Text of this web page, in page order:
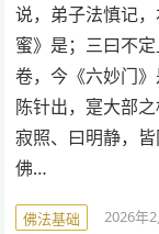
说，弟子法慎记
蜜》是；三曰不
卷，今《六妙门
陈针出，寔大部
寂照、曰明静，
佛…
佛法基础 2026年